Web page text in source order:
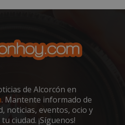
de Alcorcón en
. Mantente informado de
noticias, eventos, ocio y
ciudad. ¡Síguenos!
.youtube.com